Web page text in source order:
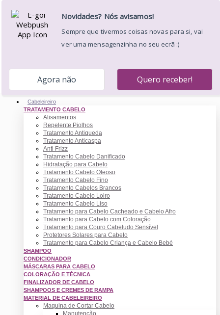
Apoio ao Cliente: 220 174 236 Portes Grátis a partir de 39€ para a Península Ibérica *
Envíos em 24/48h
Desejos ( )
Minha Conta Entrar
0.00 €
Cabeleireiro
TRATAMENTO CABELO
Alisamentos
Repelente Piolhos
Tratamento Antiqueda
Tratamento Anticaspa
Anti Frizz
Tratamento Cabelo Danificado
Hidratação para Cabelo
Tratamento Cabelo Oleoso
Tratamento Cabelo Fino
Tratamento Cabelos Brancos
Tratamento Cabelo Loiro
Tratamento Cabelo Liso
Tratamento para Cabelo Cacheado e Cabelo Afro
Tratamento para Cabelo com Coloração
Tratamento para Couro Cabeludo Sensível
Protetores Solares para Cabelo
Tratamento para Cabelo Criança e Cabelo Bebé
SHAMPOO
CONDICIONADOR
MÁSCARAS PARA CABELO
COLORAÇÃO E TÉCNICA
FINALIZADOR DE CABELO
SHAMPOOS E CREMES DE RAMPA
MATERIAL DE CABELEIREIRO
Maquina de Cortar Cabelo
Manutenção